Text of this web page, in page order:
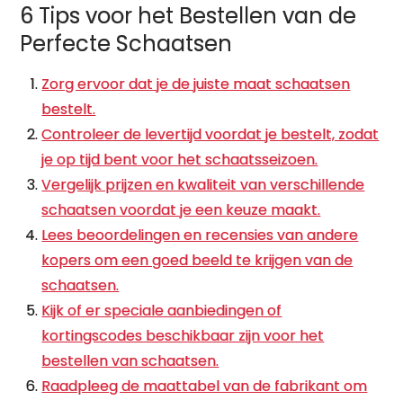
6 Tips voor het Bestellen van de
Perfecte Schaatsen
Zorg ervoor dat je de juiste maat schaatsen
bestelt.
Controleer de levertijd voordat je bestelt, zodat
je op tijd bent voor het schaatsseizoen.
Vergelijk prijzen en kwaliteit van verschillende
schaatsen voordat je een keuze maakt.
Lees beoordelingen en recensies van andere
kopers om een goed beeld te krijgen van de
schaatsen.
Kijk of er speciale aanbiedingen of
kortingscodes beschikbaar zijn voor het
bestellen van schaatsen.
Raadpleeg de maattabel van de fabrikant om